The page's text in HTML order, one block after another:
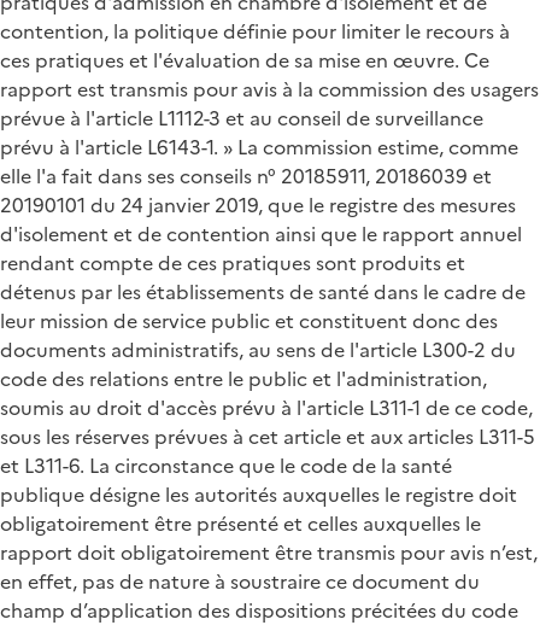
contention, la politique définie pour limiter le recours à
ces pratiques et l'évaluation de sa mise en œuvre. Ce
rapport est transmis pour avis à la commission des usagers
prévue à l'article L1112-3 et au conseil de surveillance
prévu à l'article L6143-1. » La commission estime, comme
elle l'a fait dans ses conseils n° 20185911, 20186039 et
20190101 du 24 janvier 2019, que le registre des mesures
d'isolement et de contention ainsi que le rapport annuel
rendant compte de ces pratiques sont produits et
détenus par les établissements de santé dans le cadre de
leur mission de service public et constituent donc des
documents administratifs, au sens de l'article L300-2 du
code des relations entre le public et l'administration,
soumis au droit d'accès prévu à l'article L311-1 de ce code,
sous les réserves prévues à cet article et aux articles L311-5
et L311-6. La circonstance que le code de la santé
publique désigne les autorités auxquelles le registre doit
obligatoirement être présenté et celles auxquelles le
rapport doit obligatoirement être transmis pour avis n’est,
en effet, pas de nature à soustraire ce document du
champ d’application des dispositions précitées du code